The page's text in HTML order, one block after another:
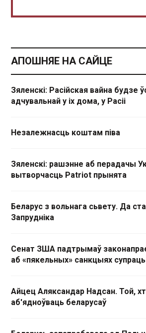
АПОШНЯЕ НА САЙЦЕ
Зяленскі: Расійская вайна будзе
адчувальнай у іх дома, у Расіі
Незалежнасць коштам піва
Зяленскі: рашэнне аб перадачы
вытворчасць Patriot прынята
Беларус з вольнага сьвету. Да
Запрудніка
Сенат ЗША падтрымаў
аб «пякельных» санкцыях
Айцец Аляксандар Надсан. Той,
аб'ядноўваць беларусаў